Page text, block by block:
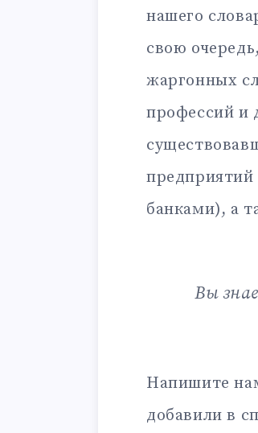
нашего
свою
жаргонных
профессий и
банками), а
Вы
Напишите
добавили в